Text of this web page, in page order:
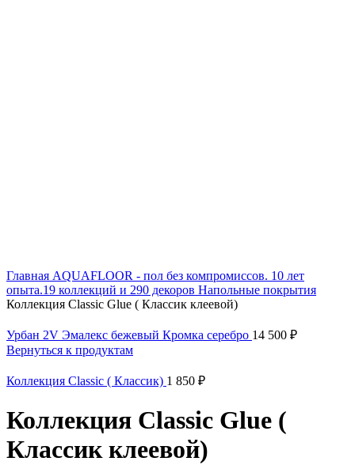
Главная AQUAFLOOR - пол без компромиссов. 10 лет
опыта.19 коллекций и 290 декоров Напольные покрытия
Коллекция Classic Glue ( Классик клеевой)
Урбан 2V Эмалекс бежевый Кромка серебро 14 500 ₽
Вернуться к продуктам
Коллекция Classic ( Классик) 1 850 ₽
Коллекция Classic Glue (
Классик клеевой)